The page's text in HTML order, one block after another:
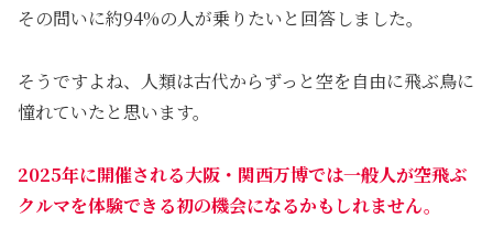
その問いに約94%の人が乗りたいと回答しました。
そうですよね、人類は古代からずっと空を自由に飛ぶ鳥に
憧れていたと思います。
2025年に開催される大阪・関西万博では一般人が空飛ぶ
クルマを体験できる初の機会になるかもしれません。